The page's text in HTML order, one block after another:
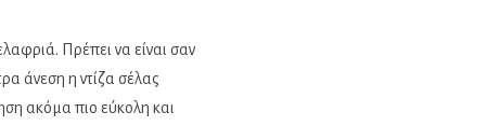
Πρέπει να είναι σαν
άνεση η ντίζα σέλας
ακόμα πιο εύκολη και